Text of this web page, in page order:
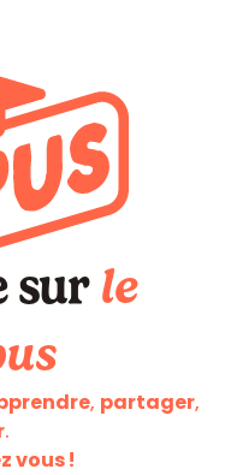
sur le
, partager
.
vous !
Offres Boutique